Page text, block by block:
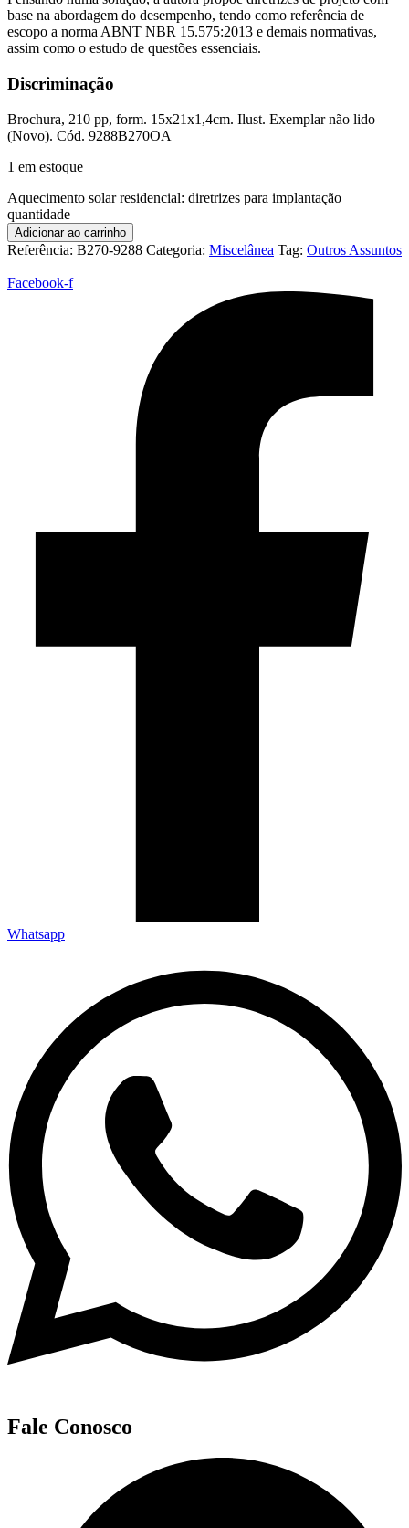
base na abordagem do desempenho, tendo como referência de
escopo a norma ABNT NBR 15.575:2013 e demais normativas,
assim como o estudo de questões essenciais.
Discriminação
Brochura, 210 pp, form. 15x21x1,4cm. Ilust. Exemplar não lido
(Novo). Cód. 9288B270OA
1 em estoque
Aquecimento solar residencial: diretrizes para implantação
quantidade
Adicionar ao carrinho
Referência: B270-9288 Categoria: Miscelânea Tag: Outros Assuntos
Facebook-f
Whatsapp
Fale Conosco